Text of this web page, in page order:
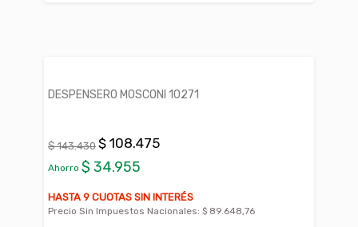
DESPENSERO MOSCONI 10271
$ 143.430 $ 108.475
Ahorro $ 34.955
HASTA 9 CUOTAS SIN INTERÉS
Precio Sin Impuestos Nacionales: $ 89.648,76